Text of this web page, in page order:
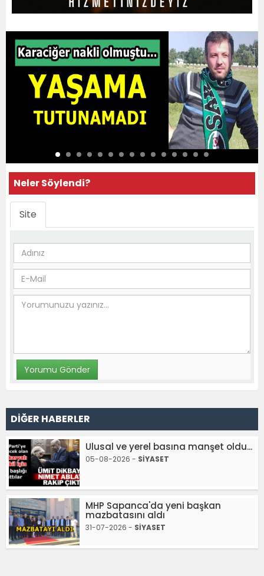
Neler Söylendi?
Site
DİĞER HABERLER
Ulusal ve yerel basına manşet oldu...
05-08-2026 - SİYASET
MHP Sapanca'da yeni başkan
mazbatasını aldı
31-07-2026 - SİYASET